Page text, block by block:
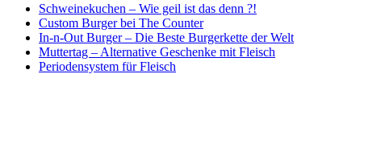
Schweinekuchen – Wie geil ist das denn ?!
Custom Burger bei The Counter
In-n-Out Burger – Die Beste Burgerkette der Welt
Muttertag – Alternative Geschenke mit Fleisch
Periodensystem für Fleisch